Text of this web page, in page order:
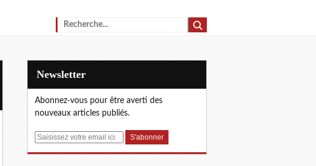
Newsletter
Abonnez-vous pour être averti des
nouveaux articles publiés.
E